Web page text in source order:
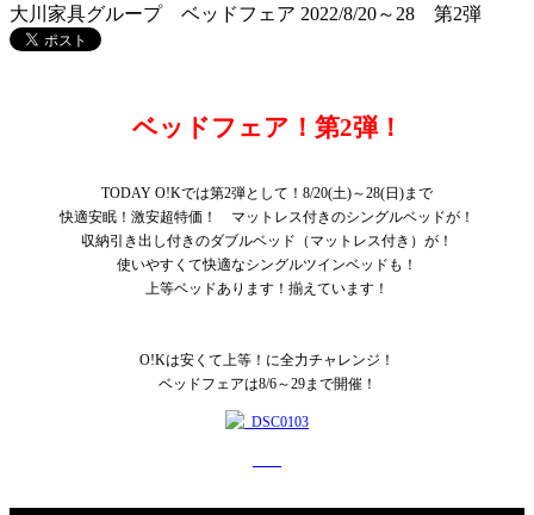
大川家具グループ ベッドフェア 2022/8/20～28 第2弾
ベッドフェア！第2弾！
TODAY O!Kでは第2弾として！8/20(土)～28(日)まで
快適安眠！激安超特価！ マットレス付きのシングルベッドが！
収納引き出し付きのダブルベッド（マットレス付き）が！
使いやすくて快適なシングルツインベッドも！
上等ベッドあります！揃えています！
O!Kは安くて上等！に全力チャレンジ！
ベッドフェアは8/6～29まで開催！